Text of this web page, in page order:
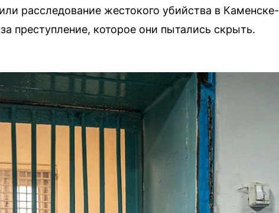
расследование жестокого убийства в Каменске-
преступление, которое они пытались скрыть.